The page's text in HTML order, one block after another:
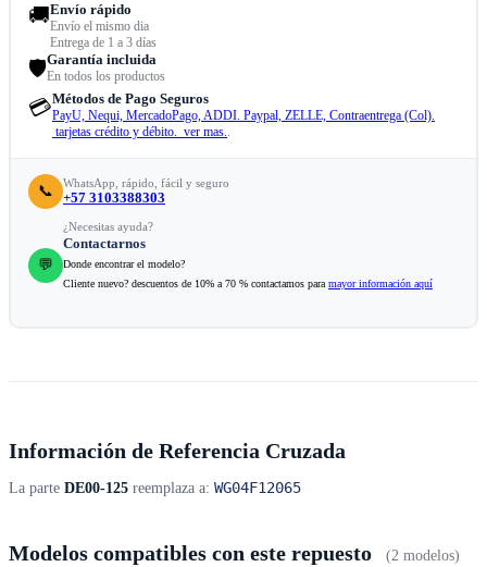
🚚Envío rápido
Envío el mismo dia
Entrega de 1 a 3 días
🛡️Garantía incluida
En todos los productos
💳Métodos de Pago Seguros
PayU, Nequi, MercadoPago, ADDI. Paypal, ZELLE, Contraentrega (Col).
tarjetas crédito y débito. ver mas..
📞 WhatsApp, rápido, fácil y seguro
+57 3103388303
💬
¿Necesitas ayuda?
Contactarnos
Donde encontrar el modelo?
Cliente nuevo? descuentos de 10% a 70 % contactamos para mayor información aquí
Información de Referencia Cruzada
La parte DE00-125 reemplaza a: WG04F12065
Modelos compatibles con este repuesto (2 modelos)